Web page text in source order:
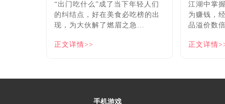
“出门吃什么”成了当下年轻人们
的纠结点，好在美食必吃榜的出
现，为大伙解了燃眉之急...
正文详情>>
江湖中掌
为赚钱，
品溢价数
正文详情
手机游戏